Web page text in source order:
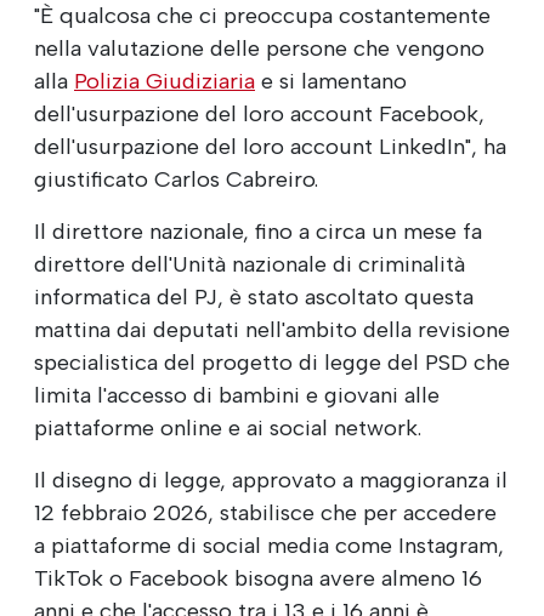
"È qualcosa che ci preoccupa costantemente
nella valutazione delle persone che vengono
alla Polizia Giudiziaria e si lamentano
dell'usurpazione del loro account Facebook,
dell'usurpazione del loro account LinkedIn", ha
giustificato Carlos Cabreiro.
Il direttore nazionale, fino a circa un mese fa
direttore dell'Unità nazionale di criminalità
informatica del PJ, è stato ascoltato questa
mattina dai deputati nell'ambito della revisione
specialistica del progetto di legge del PSD che
limita l'accesso di bambini e giovani alle
piattaforme online e ai social network.
Il disegno di legge, approvato a maggioranza il
12 febbraio 2026, stabilisce che per accedere
a piattaforme di social media come Instagram,
TikTok o Facebook bisogna avere almeno 16